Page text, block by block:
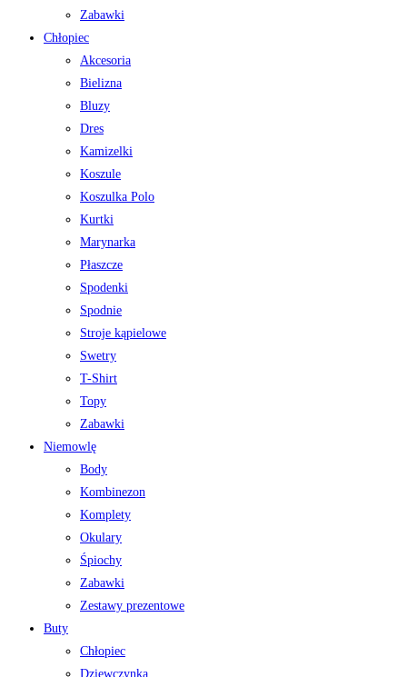
Zabawki
Chłopiec
Akcesoria
Bielizna
Bluzy
Dres
Kamizelki
Koszule
Koszulka Polo
Kurtki
Marynarka
Płaszcze
Spodenki
Spodnie
Stroje kąpielowe
Swetry
T-Shirt
Topy
Zabawki
Niemowlę
Body
Kombinezon
Komplety
Okulary
Śpiochy
Zabawki
Zestawy prezentowe
Buty
Chłopiec
Dziewczynka